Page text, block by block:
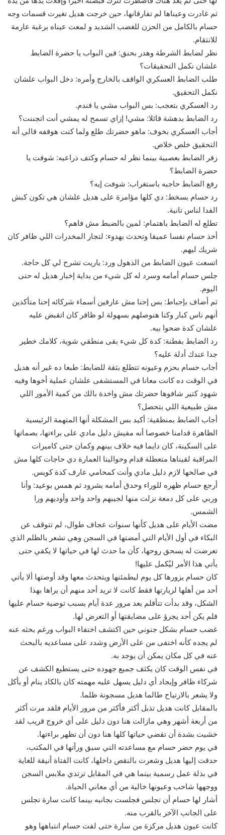
ثم غادرت وعيناها لم تفارقانها، حين خرجت هديل تغيرت قسمات وجه
حسام بالكامل من الحزن للغضب الشديد و لمعت عيناه برغبة عارمة
للانتقام.
نظر لضابط الشرطة وهدر بحنق: فين البواب يا حضرة الضابط
علشان نكمل التحقيقات؟
طلب الضابط العسكري الواقف بالخارج وأمره: دخل البواب علشان
نكمل التحقيق.
رد العسكري بتعجب: بس البواب مشي يا فندم.
رد الضابط بدهشة قائلا: مشي! إزاي تسمح له يمشي أنت اتجننت؟
أجاب العسكري بخوف: ماهو حضرتك طلع ولما كنت هوقفه قالي أنه
التحقيق خلص خلاص.
زفر الضابط بعصبية بينما نظر له حسام وكتف ذراعيه: شوفت يا
حضرة الضابط؟
رفع الضابط حاجبه باستغراب: شوفت إيه؟
رد حسام بسخط: دي كلها مؤامرة على هديل علشان هي تكون كبش
الفدا لناس تانية.
تطلع له الضابط باهتمام: لمين بالضبط مش فاهم؟
أخذ حسام نفسا عميقا وتحدث بهدوء: لتجار المخدرات اللي ظافر كان
شريك ليهم.
اتسعت عيون الضابط من الذهول ورد: ياريت تشرح لي كل حاجة.
جلس حسام أمامه وسرد له كل شيء من بداية إخبار هديل له حتى
اليوم.
ثم أضاف بإحباط: بس إحنا مش عارفين أسماء شركائه إحنا متأكدين
أنهم ناس كبار وكنا هنوصلهم بسهولة لو ظافر كان اتقبض عليه
علشان كدة ضحوا بيه.
رد الضابط بفطنة: كدة كل شيء بقى منطقي شوية، كلامك خطير
جدا عندك أدلة عليه؟
أجاب حسام بحزم وعيونه تتطلع بثقة للضابط: طبعا ده غير أنه هديل
في الوقت ده كانت معانا في المستشفى علشان عملية أخوها وفيه
شهود كتير شافوها حضرتك مش واخدة بالك من كمية الأمور اللي
مش طبيعية اللي بتحصل؟
أجاب الضابط بمنطقية: أكيد بس المشكلة أنها المتهمة الرئيسية
الظاهرة قدامنا خصوصا أنه مفيش دليل مادي على براءتها، بصماتها
على السكينة، كان دايما فيه خلاف بينهم وكمان حتى كاميرات
المراقبة لقيناها متعطلة قدام وحوالينا العمارة دي حاجات كلها مش
في صالحها لازم دليل مادي وأنت كمحامي عارف كدة كويس.
أرجع حسام ظهره للوراء وحدق أمامه بشرود ثم همس بوعيد: وأنا
وربي على كل دمعة نزلت منها لجيبهم واحد واحد وأوديهم ورا
الشمس.
مضت الأيام على هديل كأنها سنوات عجاف طوال، لم تتوقف عن
البكاء في أول الأيام التي أمضتها في السجن وهي تشعر بالظلم الذي
تعرضت له يسحق روحها، كأن ما حدث لها في حياتها لا يكفي حتى
يأتي هذا الأمر ليُكمل عليها!
كان حسام يزورها كل يوم ليطمئنها ويتحدث معها وقد أوصتها ألا يأتي
أحد من أهلها لزيارتها فقط كانت لا تريد أحد منهم أن يراها بهذا
الشكل، وقد بدأت تتأقلم بعد مرور عدة أيام بسبب توصية حسام عليها
فلم يكن أحد يجرؤ على مضايقتها أو التعرض لها.
غضب حسام بشكل جنوني حين اكتشف اختفاء البواب ورغم بحثه عنه
لم يجده كأنه اختفى من على الأرض وشدد على مساعديه بالبحث
عنه في كل مكان يمكن أن يوجد به.
في نفس الوقت كان يكثف جميع جهوده حتى يستطيع الكشف عن
شركاء ظافر وإيجاد أي دليل يسهل عليه مهمته كان بالكاد ينام أو يأكل
ولا يشعر بالارتياح طالما هديل مسجونة ظلما.
بالمقابل كانت هديل تذبل أكثر فأكثر من مرور الأيام فلقد مرت أكثر
من أربعة أشهر وهي مازالت هنا دون دليل على أي خروج قريب لقد
خشيت بشدة أن تقضي حياتها كلها هنا دون أن تظهر براءتها.
في يوم حضر حسام مع مساعدته التي سبق ورأتها في المكتب،
حدقت إليها هديل وشعرت بالنقص داخلها، كانت الفتاة أنيقة للغاية
في بذلة عمل رسمية بينما هي في المقابل ترتدي ملابس السجن
ووجهها شاحب وعيونها خالية من أي معاني الحياة.
أشار لها حسام أن تجلس فجلست بجانبه بينما كانت سارة تجلس
على الجانب الآخر بالقرب منه.
كانت عيون هديل مركزة من سارة حتى لفت حسام انتباهها وهو